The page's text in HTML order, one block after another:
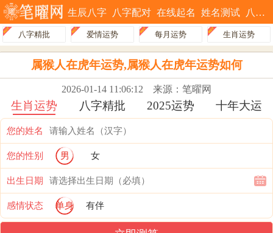
生辰八字 八字配对 在线起名 姓名测试 八字排盘
八字精批 爱情运势 每月运势 生肖运势
属猴人在虎年运势,属猴人在虎年运势如何
2026-01-14 11:06:12 来源：笔曜网
生肖运势 八字精批 2025运势 十年大运
您的姓名
您的性别 男 女
出生日期
感情状态 单身 有伴